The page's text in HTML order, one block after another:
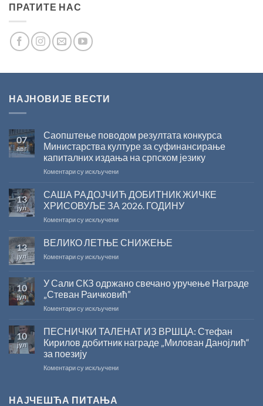
ПРАТИТЕ НАС
НАЈНОВИЈЕ ВЕСТИ
07
авг
Саопштење поводом резултата конкурса
Министарства културе за суфинансирање
капиталних издања на српском језику
Коментари су искљученина
поводом
резултата
конкурса
Министарства
за
капиталних
на
српском
језику
13
јул
САША РАДОЈЧИЋ ДОБИТНИК ЖИЧКЕ
ХРИСОВУЉЕ ЗА 2026. ГОДИНУ
Коментари су искљученина
РАДОЈЧИЋ
ДОБИТНИК
ЖИЧКЕ
2026.
ГОДИНУ
13
јул
ВЕЛИКО ЛЕТЊЕ СНИЖЕЊЕ
Коментари су искљученина
СНИЖЕЊЕ
10
јул
У Сали СКЗ одржано свечано уручење Награде
„Стеван Раичковић”
Коментари су искљученина
Сали
СКЗ
одржано
уручење
10
јул
ПЕСНИЧКИ ТАЛЕНАТ ИЗ ВРШЦА: Стефан
Кирилов добитник награде „Милован Данојлић“
за поезију
Коментари су искљученина
НАЈЧЕШЋА ПИТАЊА